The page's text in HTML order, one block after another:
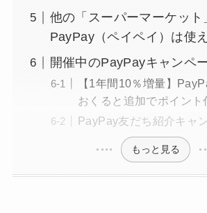
他の「スーパーマーケット
PayPay（ペイペイ）は使
開催中のPayPayキャンペ
【1年間10％増量】
おくると追加でポイント
PayPay友だち紹介キャ
もっと見る